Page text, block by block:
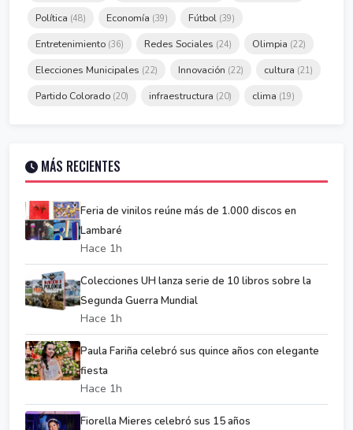
Política (48) Economía (39) Fútbol (39)
Entretenimiento (36) Redes Sociales (24) Olimpia (22)
Elecciones Municipales (22) Innovación (22) cultura (21)
Partido Colorado (20) infraestructura (20) clima (19)
MÁS RECIENTES
Feria de vinilos reúne más de 1.000 discos en
Lambaré
Hace 1h
Colecciones UH lanza serie de 10 libros sobre la
Segunda Guerra Mundial
Hace 1h
Paula Fariña celebró sus quince años con elegante
fiesta
Hace 1h
Fiorella Mieres celebró sus 15 años